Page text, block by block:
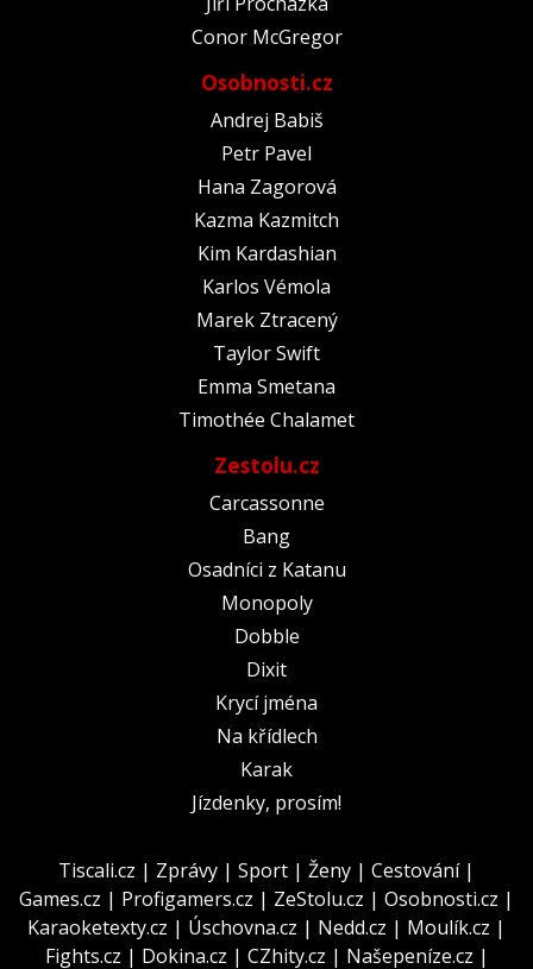
Conor McGregor
Osobnosti.cz
Andrej Babiš
Petr Pavel
Hana Zagorová
Kazma Kazmitch
Kim Kardashian
Karlos Vémola
Marek Ztracený
Taylor Swift
Emma Smetana
Timothée Chalamet
Zestolu.cz
Carcassonne
Bang
Osadníci z Katanu
Monopoly
Dobble
Dixit
Krycí jména
Na křídlech
Karak
Jízdenky, prosím!
Tiscali.cz | Zprávy | Sport | Ženy | Cestování|
Games.cz | Profigamers.cz | ZeStolu.cz | Osobnosti.cz |
Karaoketexty.cz | Úschovna.cz | Nedd.cz | Moulík.cz |
Fights.cz | Dokina.cz | CZhity.cz | Našepeníze.cz |